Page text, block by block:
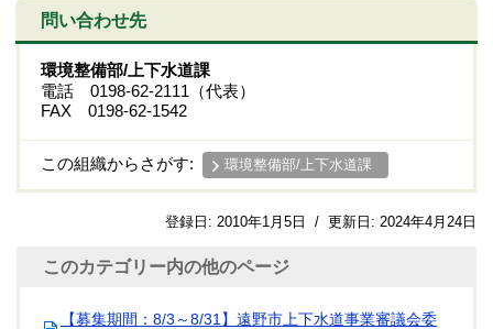
問い合わせ先
環境整備部/上下水道課
電話 0198-62-2111（代表）
FAX 0198-62-1542
この組織からさがす: 環境整備部/上下水道課
登録日: 2010年1月5日 / 更新日: 2024年4月24日
このカテゴリー内の他のページ
【募集期間：8/3～8/31】遠野市上下水道事業審議会委